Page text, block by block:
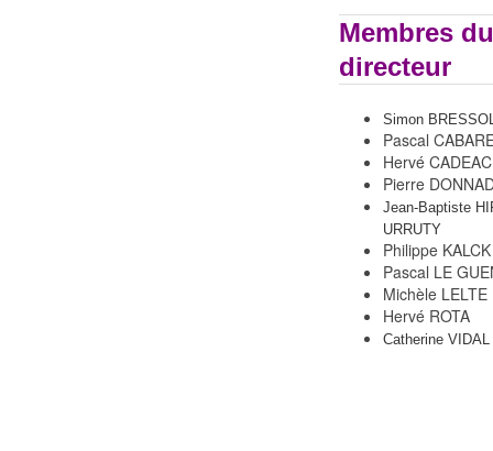
Membres
directeur
Simon
Pascal
Hervé CADEAC
Pierre
Jean-Baptiste
URRUTY
Philippe KALCK
Pascal LE
Michèle LELTE
Hervé ROTA
Catherine VIDAL